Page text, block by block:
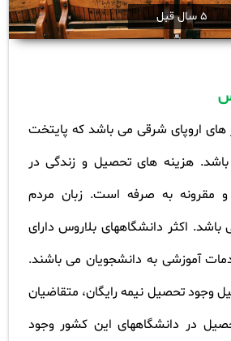
5 سال قبل
اروپای شرقی می باشد که پایتخت
هزینه های تحصیل و زندگی در
مقرونه به صرفه است. زبان مردم
اکثر دانشگاههای بلاروس دارای
آموزشی به دانشجویان می باشند.
وجود تحصیل نیمه رایگان، متقاضیان
در دانشگاههای این کشور وجود